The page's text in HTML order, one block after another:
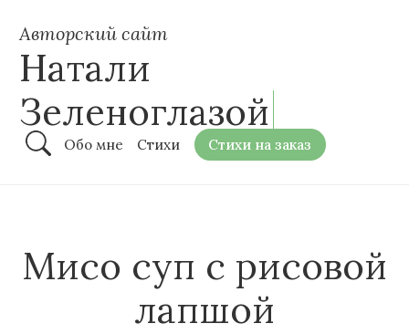
Авторский сайт
Натали
Зеленоглазой
Обо мне Стихи Стихи на заказ
Мисо суп с рисовой
лапшой